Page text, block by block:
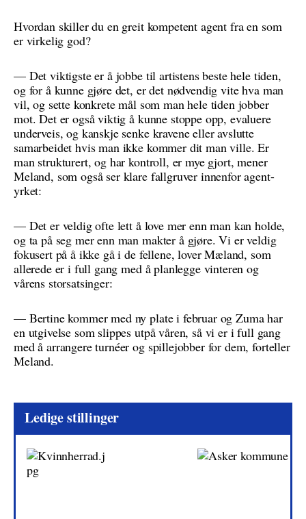
Hvordan skiller du en greit kompetent agent fra en som
er virkelig god?
— Det viktigste er å jobbe til artistens beste hele tiden,
og for å kunne gjøre det, er det nødvendig vite hva man
vil, og sette konkrete mål som man hele tiden jobber
mot. Det er også viktig å kunne stoppe opp, evaluere
underveis, og kanskje senke kravene eller avslutte
samarbeidet hvis man ikke kommer dit man ville. Er
man strukturert, og har kontroll, er mye gjort, mener
Meland, som også ser klare fallgruver innenfor agent-
yrket:
— Det er veldig ofte lett å love mer enn man kan holde,
og ta på seg mer enn man makter å gjøre. Vi er veldig
fokusert på å ikke gå i de fellene, lover Mæland, som
allerede er i full gang med å planlegge vinteren og
vårens storsatsinger:
— Bertine kommer med ny plate i februar og Zuma har
en utgivelse som slippes utpå våren, så vi er i full gang
med å arrangere turnéer og spillejobber for dem, forteller
Meland.
Ledige stillinger